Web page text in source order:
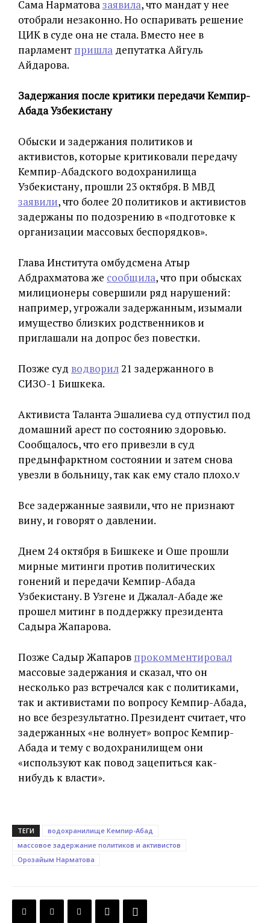
Сама Нарматовазаявила, что мандат у нее
отобрали незаконно. Но оспаривать решение
ЦИК в суде она не стала. Вместо нее в
парламент пришла депутатка Айгуль
Айдарова.
Задержания после критики передачи Кемпир-
Абада Узбекистану
Обыски и задержания политиков и
активистов, которые критиковали передачу
Кемпир-Абадского водохранилища
Узбекистану, прошли 23 октября. В МВД
заявили, что более 20 политиков и активистов
задержаны по подозрению в «подготовке к
организации массовых беспорядков».
Глава Института омбудсмена Атыр
Абдрахматова же сообщила, что при обысках
милиционеры совершили ряд нарушений:
например, угрожали задержанным, изымали
имущество близких родственников и
приглашали на допрос без повестки.
Позже суд водворил21 задержанного в
СИЗО-1 Бишкека.
Активиста Таланта Эшалиева суд отпустил под
домашний арест по состоянию здоровью.
Сообщалось, что его привезли в суд
предынфарктном состоянии и затем снова
увезли в больницу, так как ему стало плохо.v
Все задержанные заявили, что не признают
вину, и говорят о давлении.
Днем 24 октября в Бишкеке и Оше прошли
мирные митинги против политических
гонений и передачи Кемпир-Абада
Узбекистану. В Узгене и Джалал-Абаде же
прошел митинг в поддержку президента
Садыра Жапарова.
Позже Садыр Жапаров прокомментировал
массовые задержания и сказал, что он
несколько раз встречался как с политиками,
так и активистами по вопросу Кемпир-Абада,
но все безрезультатно. Президент считает, что
задержанных «не волнует» вопрос Кемпир-
Абада и тему с водохранилищем они
«используют как повод зацепиться как-
нибудь к власти».
ТЕГИ
водохранилище Кемпир-Абад
массовое задержание политиков и активистов
Орозайым Нарматова